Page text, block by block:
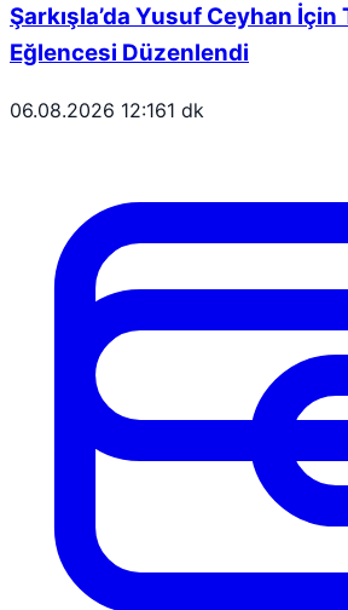
Şarkışla’da Yusuf Ceyhan
Eğlencesi Düzenlendi
06.08.2026 12:161 dk